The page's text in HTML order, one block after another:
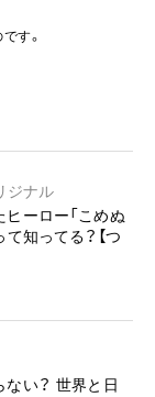
す。
ジナル
ーロー「こめぬ
て知ってる？【つ
い？ 世界と日